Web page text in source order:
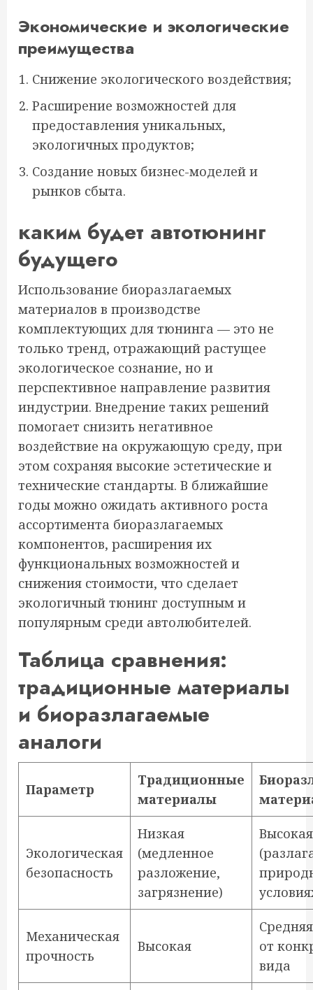
Экономические и экологические
преимущества
Снижение экологического воздействия;
Расширение возможностей для
предоставления уникальных,
экологичных продуктов;
Создание новых бизнес-моделей и
рынков сбыта.
каким будет автотюнинг
будущего
Использование биоразлагаемых
материалов в производстве
комплектующих для тюнинга — это не
только тренд, отражающий растущее
экологическое сознание, но и
перспективное направление развития
индустрии. Внедрение таких решений
помогает снизить негативное
воздействие на окружающую среду, при
этом сохраняя высокие эстетические и
технические стандарты. В ближайшие
годы можно ожидать активного роста
ассортимента биоразлагаемых
компонентов, расширения их
функциональных возможностей и
снижения стоимости, что сделает
экологичный тюнинг доступным и
популярным среди автолюбителей.
Таблица сравнения:
традиционные материалы
и биоразлагаемые
аналоги
Параметр
Традиционные
материалы
Экологическая
безопасность
Низкая
(медленное
разложение,
загрязнение)
Высокая
Механическая
прочность
Высокая
от
вида